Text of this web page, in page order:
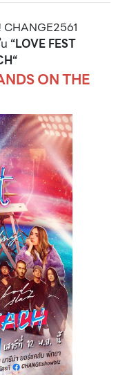
CHANGE2561
“LOVE FEST
ON THE